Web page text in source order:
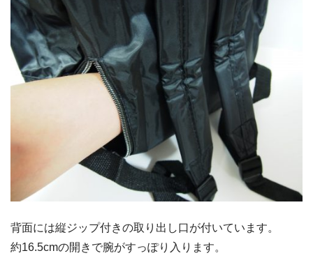
背面には縦ジップ付きの取り出し口が付いています。
約16.5cmの開きで腕がすっぽり入ります。